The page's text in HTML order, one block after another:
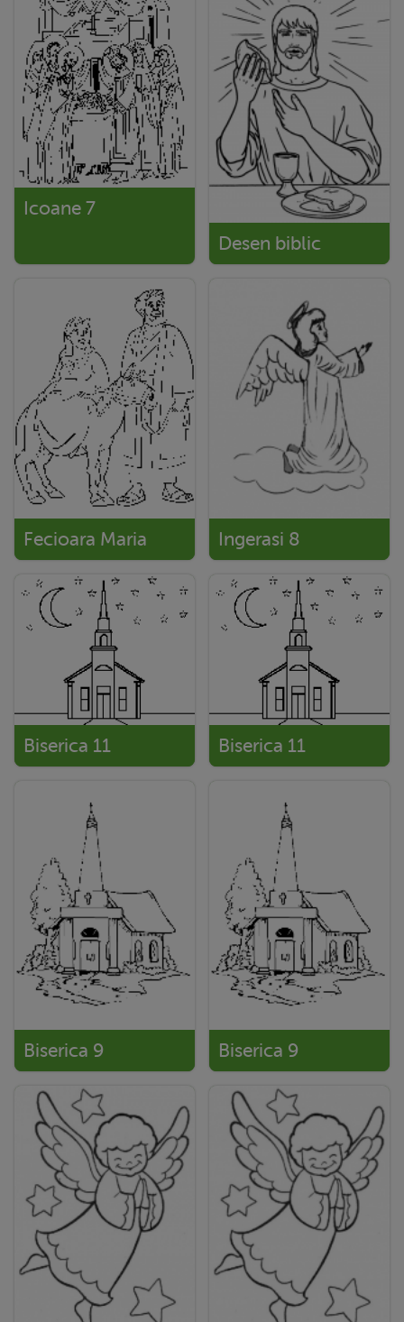
Icoane 7
Desen biblic
Fecioara Maria Ingerasi 8
Biserica 11 Biserica 11
Biserica 9 Biserica 9